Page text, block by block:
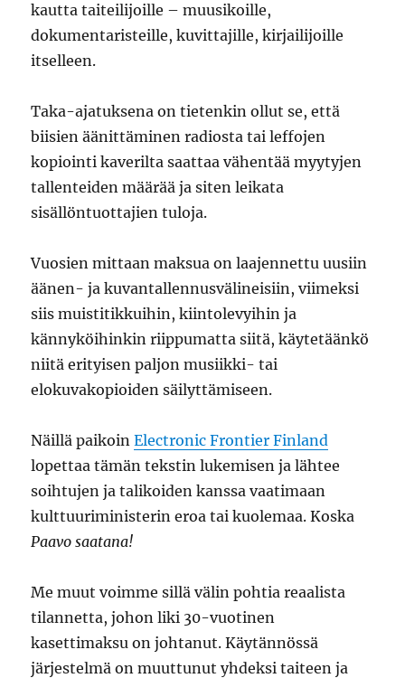
kautta taiteilijoille – muusikoille,
dokumentaristeille, kuvittajille, kirjailijoille
itselleen.
Taka-ajatuksena on tietenkin ollut se, että
biisien äänittäminen radiosta tai leffojen
kopiointi kaverilta saattaa vähentää myytyjen
tallenteiden määrää ja siten leikata
sisällöntuottajien tuloja.
Vuosien mittaan maksua on laajennettu uusiin
äänen- ja kuvantallennusvälineisiin, viimeksi
siis muistitikkuihin, kiintolevyihin ja
kännyköihinkin riippumatta siitä, käytetäänkö
niitä erityisen paljon musiikki- tai
elokuvakopioiden säilyttämiseen.
Näillä paikoinElectronic Frontier Finland
lopettaa tämän tekstin lukemisen ja lähtee
soihtujen ja talikoiden kanssa vaatimaan
kulttuuriministerin eroa tai kuolemaa. Koska
Paavo saatana!
Me muut voimme sillä välin pohtia reaalista
tilannetta, johon liki 30-vuotinen
kasettimaksu on johtanut. Käytännössä
järjestelmä on muuttunut yhdeksi taiteen ja